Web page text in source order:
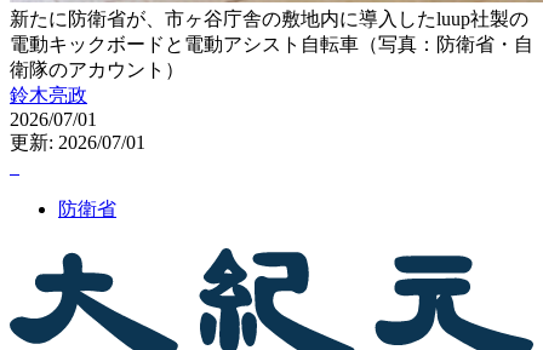
新たに防衛省が、市ヶ谷庁舎の敷地内に導入したluup社製の
電動キックボードと電動アシスト自転車（写真：防衛省・自
衛隊のアカウント）
鈴木亮政
2026/07/01
更新: 2026/07/01
防衛省